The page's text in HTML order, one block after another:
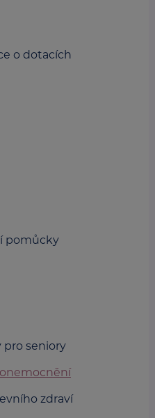
o dotacích
pomůcky
pro seniory
zdraví